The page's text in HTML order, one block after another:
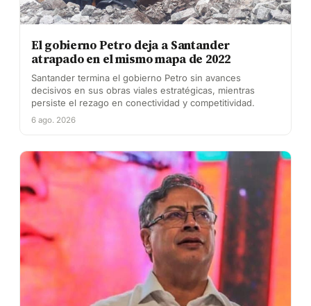
El gobierno Petro deja a Santander
atrapado en el mismo mapa de 2022
Santander termina el gobierno Petro sin avances
decisivos en sus obras viales estratégicas, mientras
persiste el rezago en conectividad y competitividad.
6 ago. 2026